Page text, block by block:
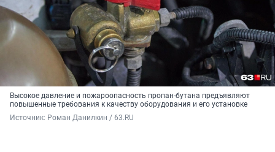
Высокое давление и пожароопасность пропан-бутана предъявляют
повышенные требования к качеству оборудования и его установке
Источник: Роман Данилкин / 63.RU